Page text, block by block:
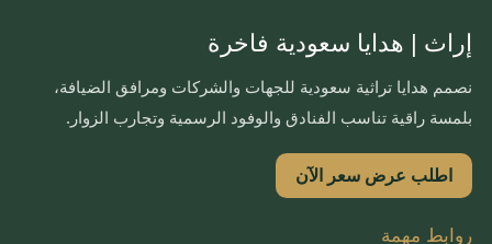
إراث | هدايا سعودية فاخرة
نصمم هدايا تراثية سعودية للجهات والشركات ومرافق الضيافة،
بلمسة راقية تناسب الفنادق والوفود الرسمية وتجارب الزوار.
اطلب عرض سعر الآن
روابط مهمة